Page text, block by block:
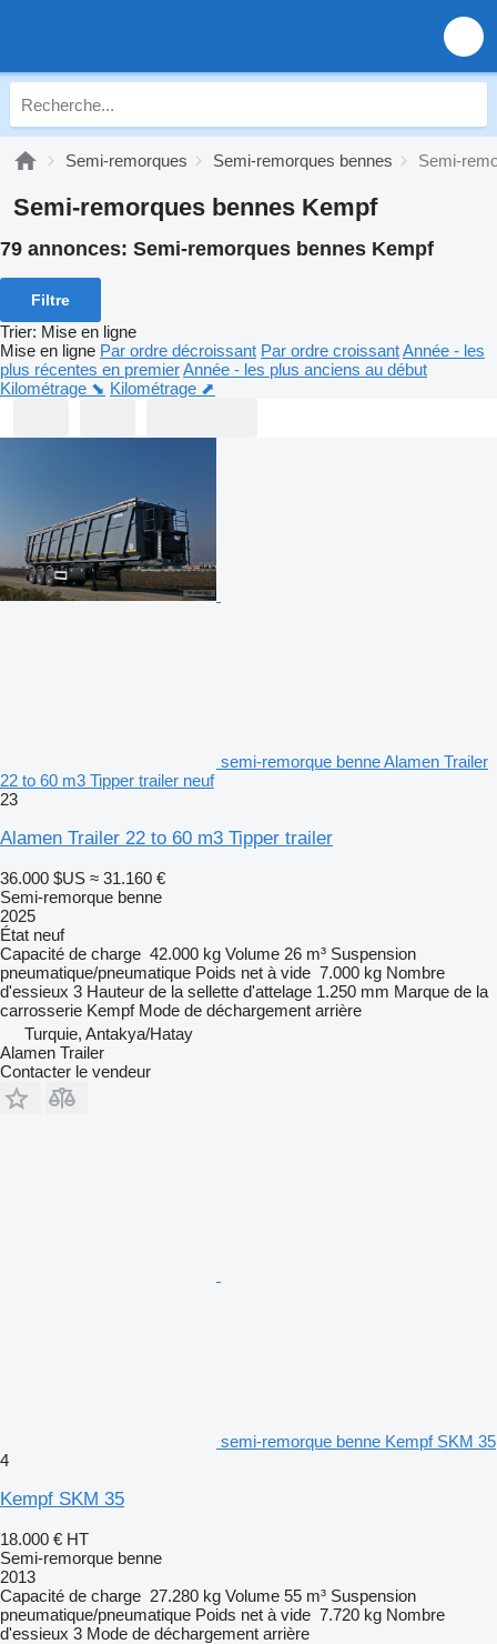
Semi-remorques Semi-remorques bennes Semi-
Semi-remorques bennes Kempf
79 annonces: Semi-remorques bennes Kempf
Filtre
Trier: Mise en ligne
Mise en ligne Par ordre décroissant Par ordre croissantAnnée - les
plus récentes en premierAnnée - les plus anciens au début
Kilométrage ⬊ Kilométrage ⬈
semi-remorque benne Alamen Trailer
22 to 60 m3 Tipper trailer neuf
23
Alamen Trailer 22 to 60 m3 Tipper trailer
36.000 $US ≈ 31.160 €
Semi-remorque benne
2025
État neuf
Capacité de charge 42.000 kg Volume 26 m³ Suspension
pneumatique/pneumatique Poids net à vide 7.000 kg Nombre
d'essieux 3 Hauteur de la sellette d'attelage 1.250 mm Marque de la
carrosserie Kempf Mode de déchargement arrière
Turquie, Antakya/Hatay
Alamen Trailer
Contacter le vendeur
semi-remorque benne Kempf SKM 35
4
Kempf SKM 35
18.000 € HT
Semi-remorque benne
2013
Capacité de charge 27.280 kg Volume 55 m³ Suspension
pneumatique/pneumatique Poids net à vide 7.720 kg Nombre
d'essieux 3 Mode de déchargement arrière